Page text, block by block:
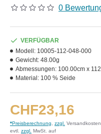
0
CHF23,16
*Preisberechnung zzgl.
evtl. zzgl. MwSt. auf
VERFÜGBAR
Modell: 10005-112-048-000
Gewicht: 48.00g
Abmessungen: 100.00cm x
Material: 100 % Seide